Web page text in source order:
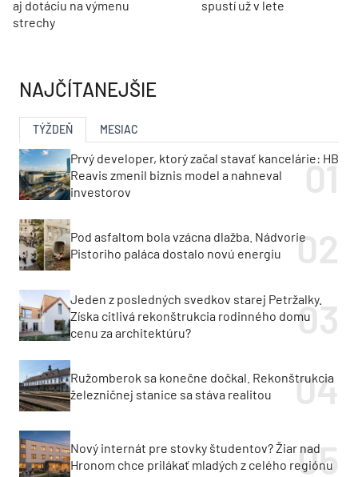
aj dotáciu na výmenu
strechy
spustí už v lete
NAJČÍTANEJŠIE
TÝŽDEŇ MESIAC
Prvý developer, ktorý začal stavať kancelárie: HB
Reavis zmenil biznis model a nahneval
investorov
Pod asfaltom bola vzácna dlažba. Nádvorie
Pistoriho paláca dostalo novú energiu
Jeden z posledných svedkov starej Petržalky.
Získa citlivá rekonštrukcia rodinného domu
cenu za architektúru?
Ružomberok sa konečne dočkal. Rekonštrukcia
železničnej stanice sa stáva realitou
Nový internát pre stovky študentov? Žiar nad
Hronom chce prilákať mladých z celého regiónu